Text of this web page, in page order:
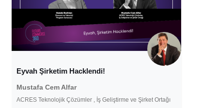
Eyvah Şirketim Hacklendi!
Mustafa Cem Alfar
ACRES Teknolojik Çözümler , İş Geliştirme ve Şirket Ortağı